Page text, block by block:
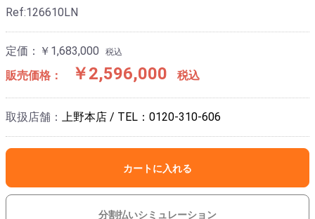
Ref:126610LN
定価：￥1,683,000 税込
販売価格： ￥2,596,000 税込
取扱店舗： 上野本店 / TEL：0120-310-606
カートに入れる
分割払いシミュレーション